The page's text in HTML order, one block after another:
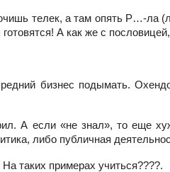
телек, а там опять Р…-ла
А как же с
бизнес подымать.
А если «не знал», то еще
либо публичная
таких примерах учиться????.